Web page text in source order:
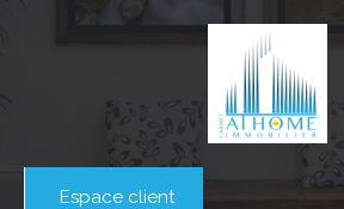
Espace client